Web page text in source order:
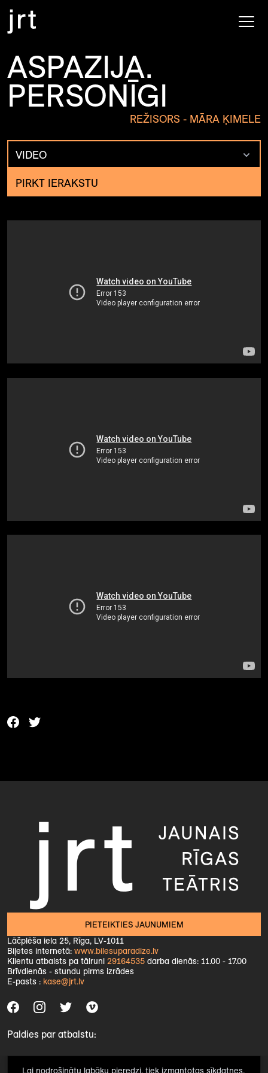
ASPAZIJA.
PERSONĪGI
REŽISORS - MĀRA ĶIMELE
VIDEO
PIRKT IERAKSTU
PIETEIKTIES JAUNUMIEM
Lāčplēša iela 25, Rīga, LV-1011
Biļetes internetā: www.bilesuparadize.lv
Klientu atbalsts pa tālruni 29164535 darba dienās: 11.00 - 17.00
Brīvdienās - stundu pirms izrādes
E-pasts : kase@jrt.lv
Paldies par atbalstu:
Lai nodrošinātu labāku pieredzi, tiek izmantotas sīkdatnes.